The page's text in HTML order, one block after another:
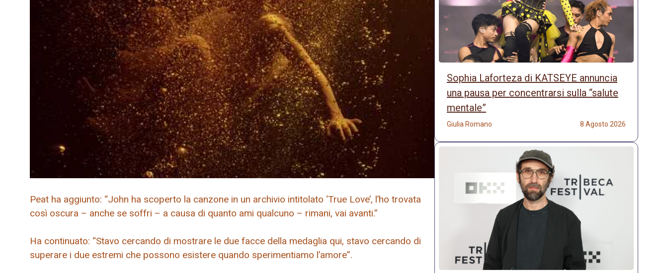
Peat ha aggiunto: “John ha scoperto la canzone in un archivio intitolato ‘True Love’, l’ho trovata
così oscura – anche se soffri – a causa di quanto ami qualcuno – rimani, vai avanti.”
Ha continuato: “Stavo cercando di mostrare le due facce della medaglia qui, stavo cercando di
superare i due estremi che possono esistere quando sperimentiamo l’amore”.
Sophia Laforteza di KATSEYE annuncia
una pausa per concentrarsi sulla “salute
mentale”
Giulia Romano 8 Agosto 2026